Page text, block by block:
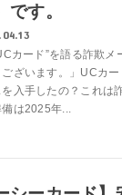
です。
カード”を語る詐欺
ございます。」UCカ
を入手したの？これは
は2025年...